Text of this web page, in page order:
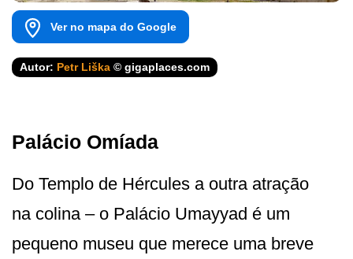
Ver no mapa do Google
Autor: Petr Liška © gigaplaces.com
Palácio Omíada
Do Templo de Hércules a outra atração
na colina – o Palácio Umayyad é um
pequeno museu que merece uma breve